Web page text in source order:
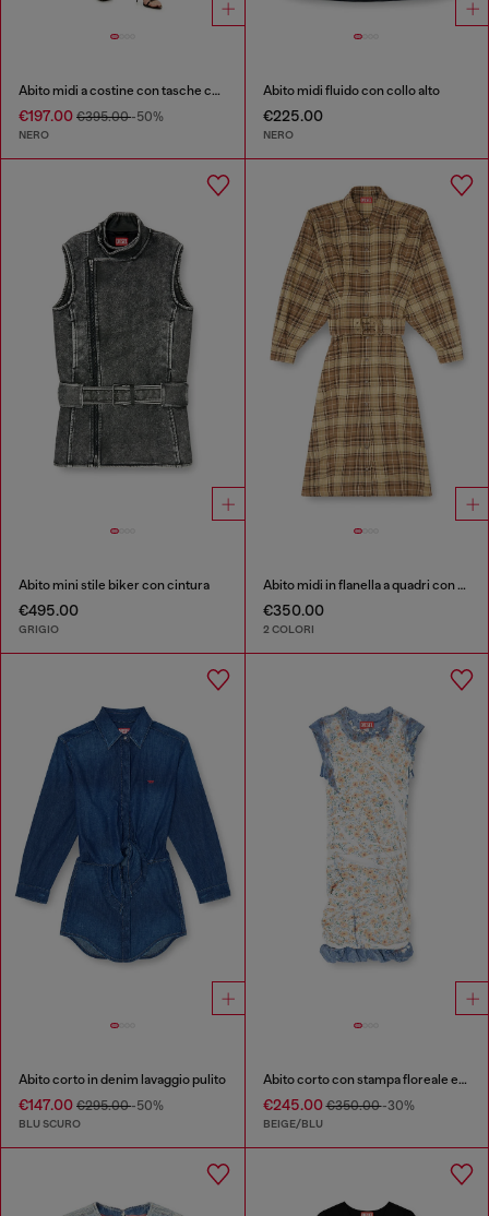
Abito midi a costine con tasche cargo
€197.00 €395.00-50%
NERO
Abito midi fluido con collo alto
€225.00
NERO
Abito mini stile biker con cintura
€495.00
GRIGIO
Abito midi in flanella a quadri con cintura wide
€350.00
2 COLORI
Abito corto in denim lavaggio pulito
€147.00 €295.00-50%
BLU SCURO
Abito corto con stampa floreale effetto X-Ray
€245.00€350.00-30%
BEIGE/BLU